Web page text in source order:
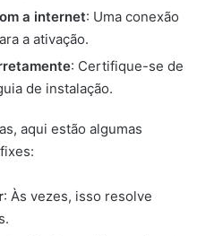
a internet: Uma conexão
a ativação.
: Certifique-se de
de instalação.
aqui estão algumas
: Às vezes, isso resolve